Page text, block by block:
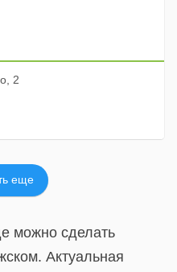
2
еще
можно сделать
Актуальная